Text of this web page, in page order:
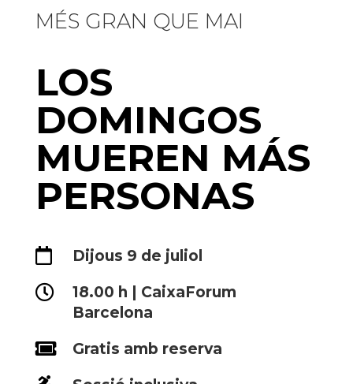
MÉS GRAN QUE MAI
LOS
DOMINGOS
MUEREN MÁS
PERSONAS
 Dijous 9 de juliol

18.00 h | CaixaForum
Barcelona
 Gratis amb reserva